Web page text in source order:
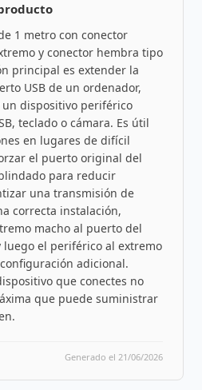
1 metro con conector
y conector hembra tipo
principal es extender la
USB de un ordenador,
dispositivo periférico
teclado o cámara. Es útil
en lugares de difícil
el puerto original del
para reducir
una transmisión de
correcta instalación,
macho al puerto del
el periférico al extremo
adicional.
que conectes no
que puede suministrar
Generado el 21/06/2026